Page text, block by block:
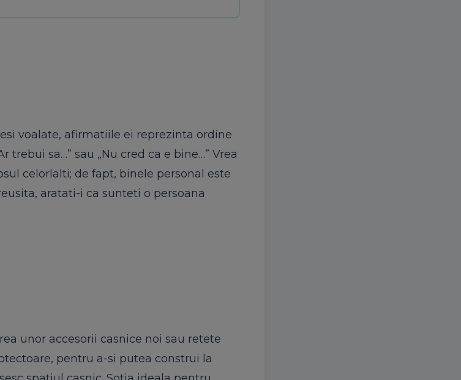
voalate, afirmatiile ei reprezinta ordine
sa…” sau „Nu cred ca e bine…” Vrea
celorlalti; de fapt, binele personal este
aratati-i ca sunteti o persoana
unor accesorii casnice noi sau retete
pentru a-si putea construi la